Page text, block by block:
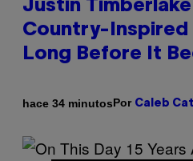
Justin
Country-Inspired
Long Before It
hace 34 minutosPor Caleb